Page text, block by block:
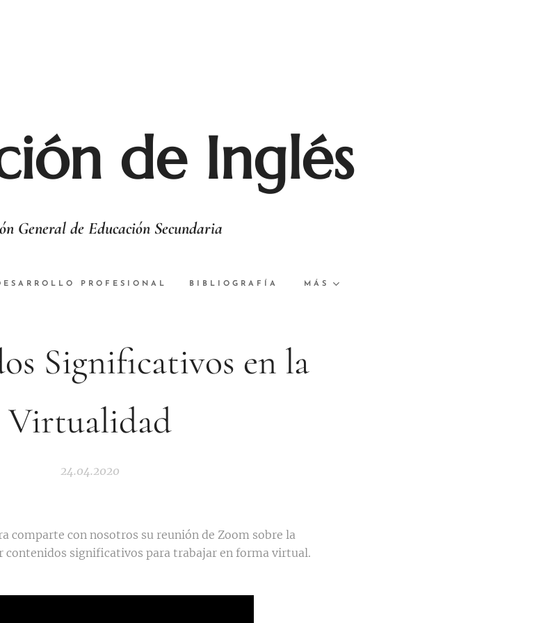
de Inglés
General de Educación Secundaria
PROFESIONAL BIBLIOGRAFÍA MÁS
Significativos en la
Virtualidad
24.04.2020
comparte con nosotros su reunión de Zoom sobre la
contenidos significativos para trabajar en forma virtual.